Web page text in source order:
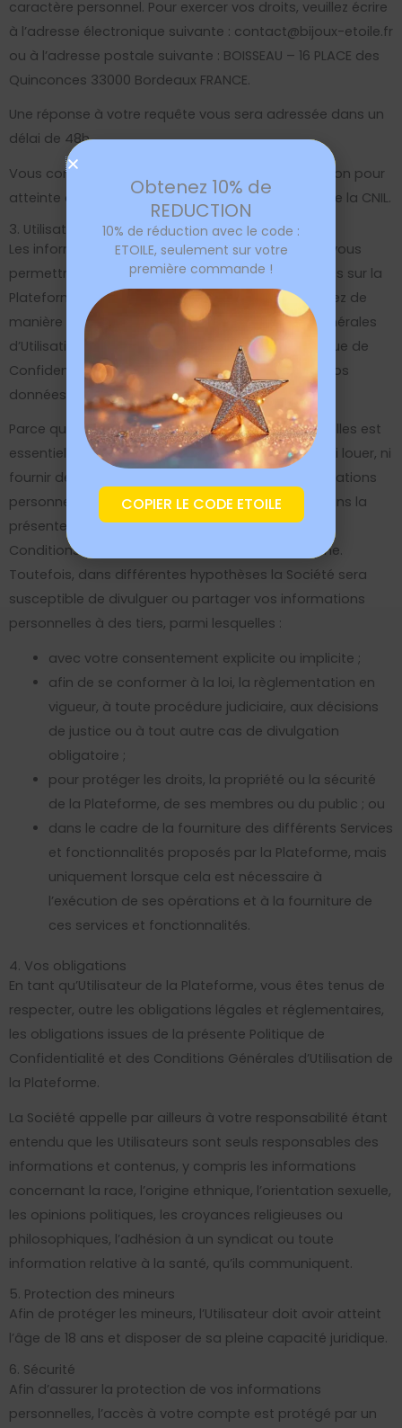
caractère personnel. Pour exercer vos droits, veuillez écrire
à l’adresse électronique suivante : contact@bijoux-etoile.fr
ou à l’adresse postale suivante : BOISSEAU – 16 PLACE des
Quinconces 33000 Bordeaux FRANCE.
Une réponse à votre requête vous sera adressée dans un
délai de 48h.
Vous conservez le droit de déposer une réclamation pour
atteinte à la protection de vos données, auprès de la CNIL.
3. Utilisation des informations collectées
Les informations collectées sont utilisées afin de vous
permettre d’utiliser les différents Services proposés sur la
Plateforme. En créant votre compte, vous acceptez de
manière volontaire et expresse les Conditions Générales
d’Utilisation de la Plateforme et la présente Politique de
Confidentialité qui autorisent la Société à traiter vos
données.
Parce que la protection de vos données personnelles est
essentielle, la Société s’engage à ne pas vendre, ni louer, ni
fournir de quelque manière que ce soit vos informations
personnelles, sauf dans les conditions décrites dans la
présente Politique de Confidentialité et dans les
Conditions Générales d’Utilisation de la Plateforme.
Toutefois, dans différentes hypothèses la Société sera
susceptible de divulguer ou partager vos informations
personnelles à des tiers, parmi lesquelles :
avec votre consentement explicite ou implicite ;
afin de se conformer à la loi, la règlementation en
vigueur, à toute procédure judiciaire, aux décisions
de justice ou à tout autre cas de divulgation
obligatoire ;
pour protéger les droits, la propriété ou la sécurité
de la Plateforme, de ses membres ou du public ; ou
dans le cadre de la fourniture des différents Services
et fonctionnalités proposés par la Plateforme, mais
uniquement lorsque cela est nécessaire à
l’exécution de ses opérations et à la fourniture de
ces services et fonctionnalités.
4. Vos obligations
En tant qu’Utilisateur de la Plateforme, vous êtes tenus de
respecter, outre les obligations légales et réglementaires,
les obligations issues de la présente Politique de
Confidentialité et des Conditions Générales d’Utilisation de
la Plateforme.
La Société appelle par ailleurs à votre responsabilité étant
entendu que les Utilisateurs sont seuls responsables des
informations et contenus, y compris les informations
concernant la race, l’origine ethnique, l’orientation sexuelle,
les opinions politiques, les croyances religieuses ou
philosophiques, l’adhésion à un syndicat ou toute
information relative à la santé, qu’ils communiquent.
5. Protection des mineurs
Afin de protéger les mineurs, l’Utilisateur doit avoir atteint
l’âge de 18 ans et disposer de sa pleine capacité juridique.
6. Sécurité
Afin d’assurer la protection de vos informations
personnelles, l’accès à votre compte est protégé par un
Obtenez 10% de
REDUCTION
10% de réduction avec le code :
ETOILE, seulement sur votre
première commande !
COPIER LE CODE ETOILE